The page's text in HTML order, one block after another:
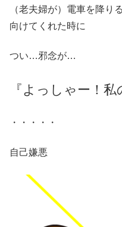
（老夫婦が）電車を降り
向けてくれた時に
つい…邪念が…
『よっしゃー！私
・・・・・
自己嫌悪